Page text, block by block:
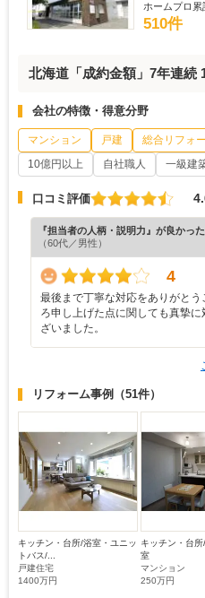
ホームプロ
510件
北海道「成約金額」7年連続
会社の特徴・得意分野
マンション 戸建 総合リフォ
10億円以上
自社職人 一級建
口コミ評価
『担当者の人柄・説明力』が良かった
（60代／男性）
4
最後まで丁寧な対応をありがと
ろ申し上げた点に関しても真摯
ざいました。
リフォーム事例 （51件）
キッチン・台所/浴室・ユニッ
トバス/...
戸建住宅
1400万円
キッチン・台
室
マンション
250万円